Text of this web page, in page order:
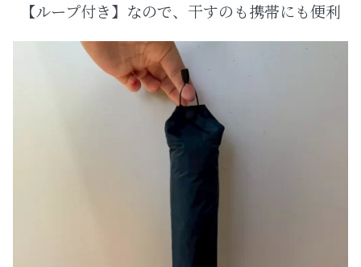
【ループ付き】なので、干すのも携帯にも便利